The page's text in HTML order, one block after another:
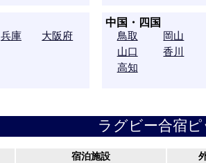
兵庫
大阪府
中国・四国
鳥取
岡山
山口
香川
高知
ラグビー合宿
宿泊施設